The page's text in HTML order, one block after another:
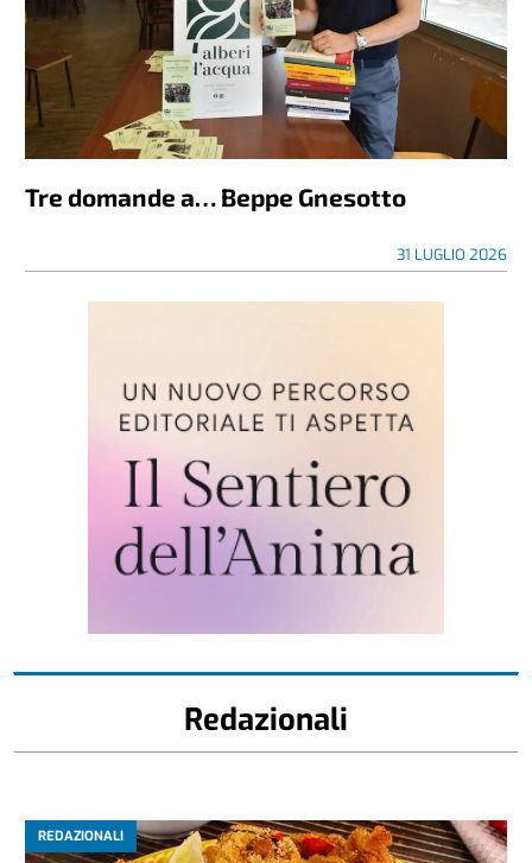
Tre domande a… Beppe Gnesotto
31 LUGLIO 2026
Redazionali
REDAZIONALI